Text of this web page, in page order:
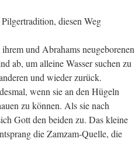
diesen Weg
und Abrahams neugeborenen
ab, um alleine Wasser suchen zu
und wieder zurück.
wenn sie an den Hügeln
zu können. Als sie nach
Gott den beiden zu. Das kleine
die Zamzam-Quelle, die